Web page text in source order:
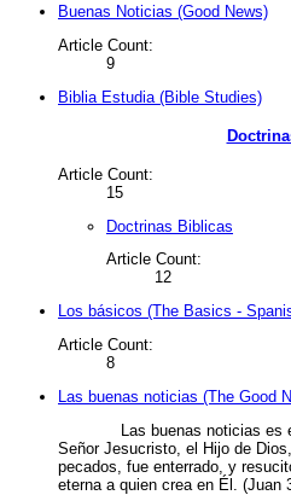
Buenas Noticias (Good News)
Article Count:
9
Biblia Estudia (Bible Studies)
Article Count:
15
Doctrinas Biblicas
Article Count:
12
Los básicos (The Basics -
Article Count:
8
Las buenas noticias (The Good
Las buenas noticias es el
Señor Jesucristo, el Hijo de
pecados, fue enterrado, y
eterna a quien crea en Él. (Juan